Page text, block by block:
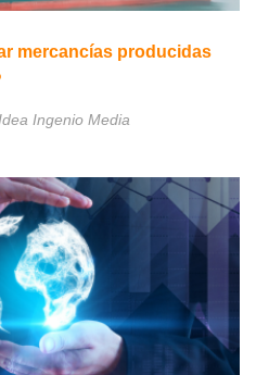
mercancías producidas
Idea Ingenio Media